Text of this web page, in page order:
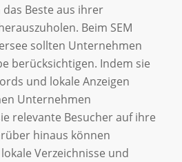
Beste aus ihrer
Beim SEM
sollten Unternehmen
berücksichtigen. Indem sie
und lokale Anzeigen
Unternehmen
relevante Besucher auf ihre
hinaus können
Verzeichnisse und